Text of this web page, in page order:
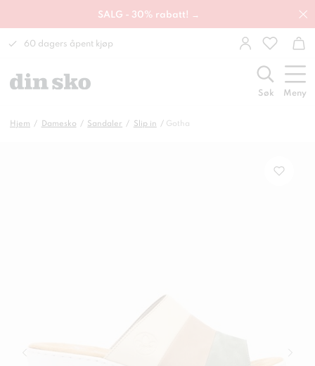
SALG - 30% rabatt! →
60 dagers åpent kjøp
Søk Meny
Hjem Damesko Sandaler Slip in Gotha